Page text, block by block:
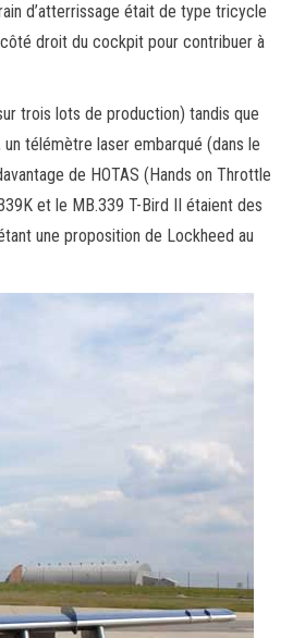
d’atterrissage était de type tricycle
droit du cockpit pour contribuer à
trois lots de production) tandis que
télémètre laser embarqué (dans le
de HOTAS (Hands on Throttle
et le MB.339 T-Bird II étaient des
une proposition de Lockheed au